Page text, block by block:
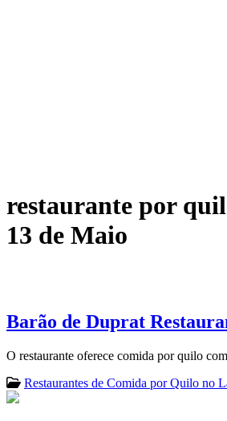
restaurante por
13 de Maio
Barão de Duprat
O restaurante oferece comida por quilo
Restaurantes de Comida por Quilo no